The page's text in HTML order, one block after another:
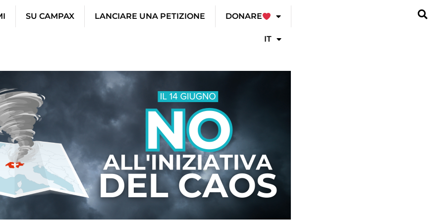
SU CAMPAX LANCIARE UNA PETIZIONE DONARE
IT